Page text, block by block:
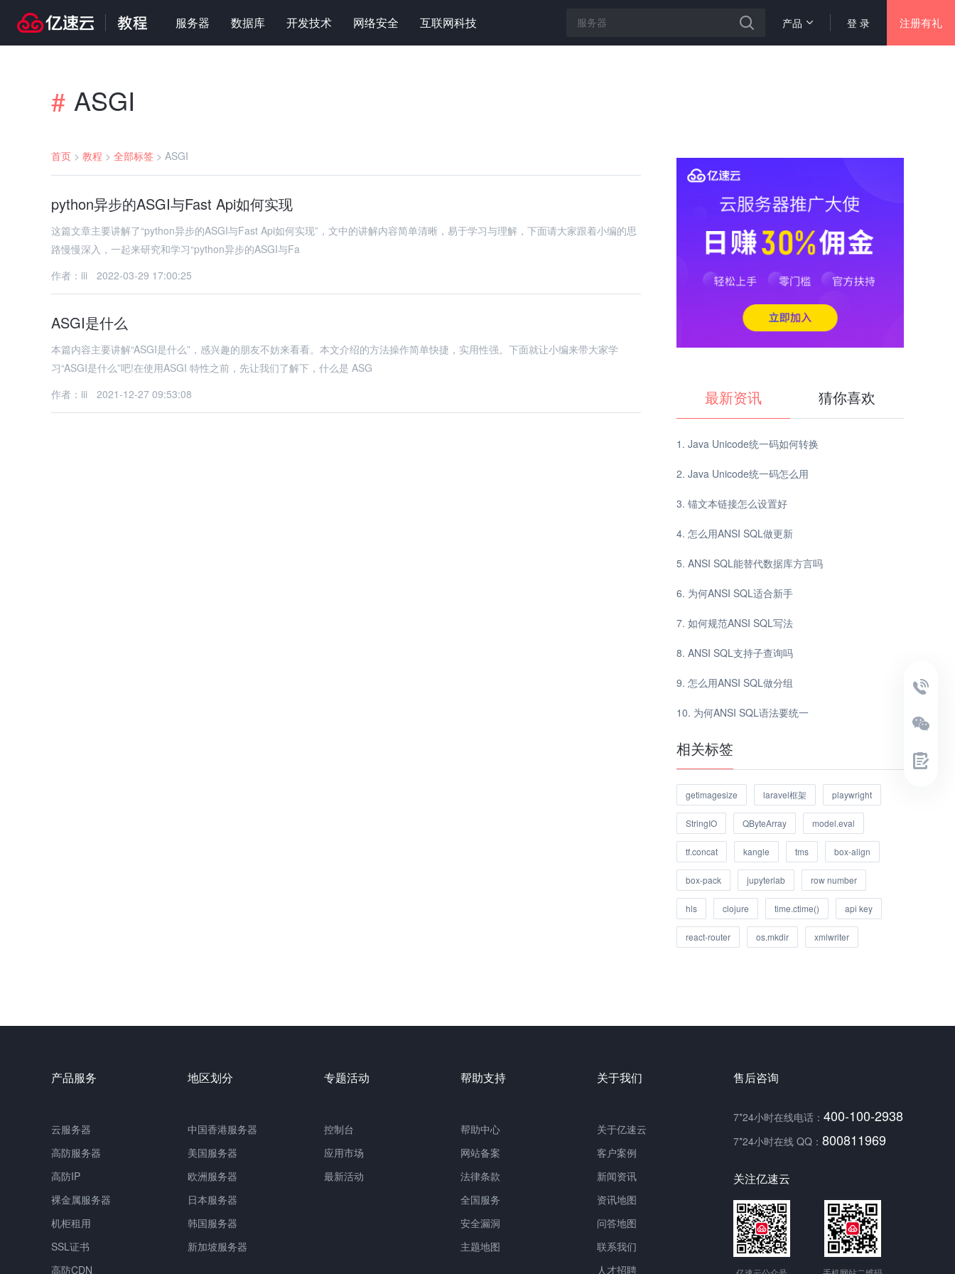
服务器 数据库 开发技术 网络安全 互联网科技 登 录 注册有礼
产品
# ASGI
首页 > 教程 > 全部标签 > ASGI
python异步的ASGI与Fast Api如何实现
这篇文章主要讲解了“python异步的ASGI与Fast Api如何实现”，文中的讲解内容简单清晰，易于学习与理解，下面请大家跟着小编的思
路慢慢深入，一起来研究和学习“python异步的ASGI与Fa
作者：iii
2022-03-29 17:00:25
ASGI是什么
本篇内容主要讲解“ASGI是什么”，感兴趣的朋友不妨来看看。本文介绍的方法操作简单快捷，实用性强。下面就让小编来带大家学
习“ASGI是什么”吧!在使用ASGI 特性之前，先让我们了解下，什么是 ASG
作者：iii
2021-12-27 09:53:08 最新资讯 猜你喜欢
Java Unicode统一码如何转换
Java Unicode统一码怎么用
锚文本链接怎么设置好
怎么用ANSI SQL做更新
ANSI SQL能替代数据库方言吗
为何ANSI SQL适合新手
如何规范ANSI SQL写法
ANSI SQL支持子查询吗
怎么用ANSI SQL做分组
为何ANSI SQL语法要统一
相关标签
getimagesize laravel框架 playwright
StringIO QByteArray model.eval
tf.concat kangle tms box-align
box-pack jupyterlab row number
hls clojure time.ctime() api key
react-router os.mkdir xmlwriter
产品服务
云服务器
高防服务器
高防IP
裸金属服务器
机柜租用
SSL证书
高防CDN
地区划分
中国香港服务器
美国服务器
欧洲服务器
日本服务器
韩国服务器
新加坡服务器
专题活动
控制台
应用市场
最新活动
帮助支持
帮助中心
网站备案
法律条款
全国服务
安全漏洞
主题地图
关于我们
关于亿速云
客户案例
新闻资讯
资讯地图
问答地图
联系我们
人才招聘
售后咨询
7*24小时在线电话： 400-100-2938
7*24小时在线 QQ： 800811969
关注亿速云